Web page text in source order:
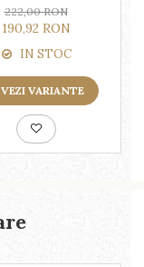
222,00 RON
190,92 RON
IN STOC
VEZI VARIANTE